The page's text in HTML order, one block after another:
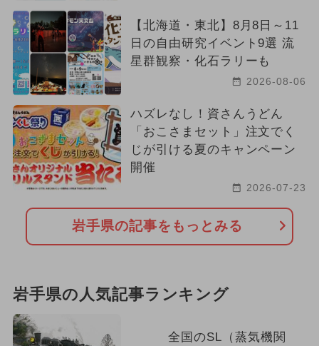
【北海道・東北】8月8日～11
日の自由研究イベント9選 流
星群観察・化石ラリーも
2026-08-06
ハズレなし！資さんうどん
「おこさまセット」注文でく
じが引ける夏のキャンペーン
開催
2026-07-23
岩手県の記事をもっとみる
岩手県の人気記事ランキング
全国のSL（蒸気機関